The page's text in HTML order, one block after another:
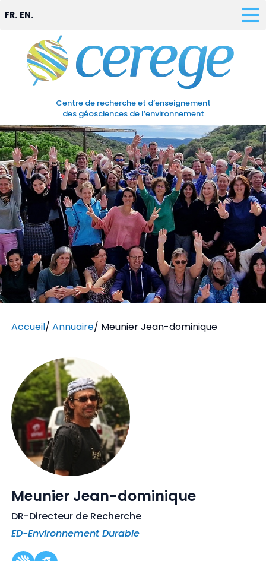
Centre de recherche et d’enseignement
des géosciences de l’environnement
FR. EN.
Accueil/ Annuaire/ Meunier Jean-dominique
Meunier Jean-dominique
DR-Directeur de Recherche
ED-Environnement Durable